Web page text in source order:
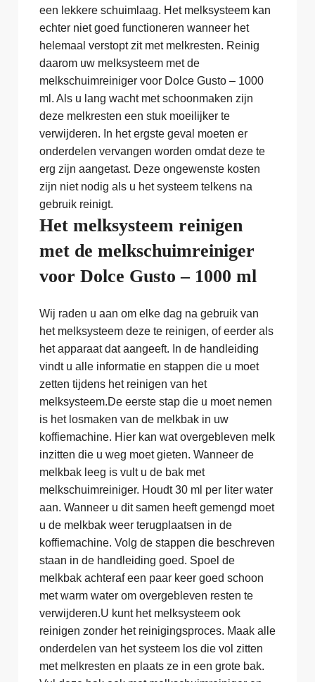
een lekkere schuimlaag. Het melksysteem kan
echter niet goed functioneren wanneer het
helemaal verstopt zit met melkresten. Reinig
daarom uw melksysteem met de
melkschuimreiniger voor Dolce Gusto – 1000
ml. Als u lang wacht met schoonmaken zijn
deze melkresten een stuk moeilijker te
verwijderen. In het ergste geval moeten er
onderdelen vervangen worden omdat deze te
erg zijn aangetast. Deze ongewenste kosten
zijn niet nodig als u het systeem telkens na
gebruik reinigt.
Het melksysteem reinigen
met de melkschuimreiniger
voor Dolce Gusto – 1000 ml
Wij raden u aan om elke dag na gebruik van
het melksysteem deze te reinigen, of eerder als
het apparaat dat aangeeft. In de handleiding
vindt u alle informatie en stappen die u moet
zetten tijdens het reinigen van het
melksysteem.De eerste stap die u moet nemen
is het losmaken van de melkbak in uw
koffiemachine. Hier kan wat overgebleven melk
inzitten die u weg moet gieten. Wanneer de
melkbak leeg is vult u de bak met
melkschuimreiniger. Houdt 30 ml per liter water
aan. Wanneer u dit samen heeft gemengd moet
u de melkbak weer terugplaatsen in de
koffiemachine. Volg de stappen die beschreven
staan in de handleiding goed. Spoel de
melkbak achteraf een paar keer goed schoon
met warm water om overgebleven resten te
verwijderen.U kunt het melksysteem ook
reinigen zonder het reinigingsproces. Maak alle
onderdelen van het systeem los die vol zitten
met melkresten en plaats ze in een grote bak.